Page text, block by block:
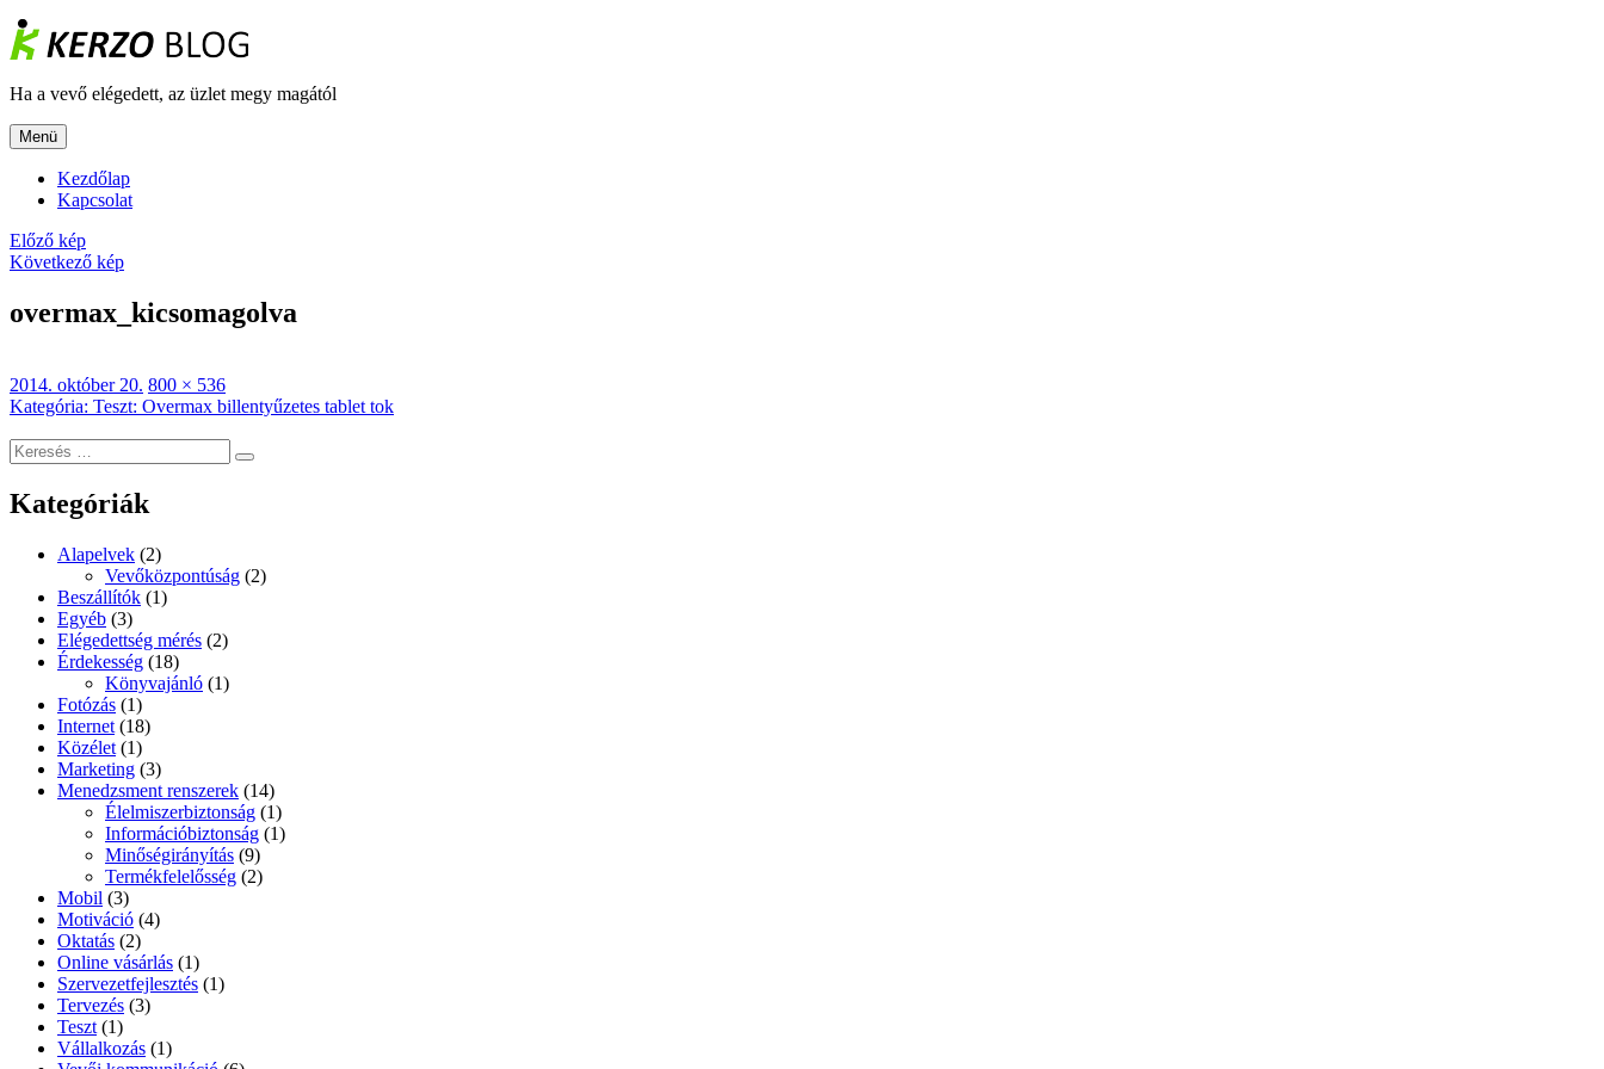
Tartalomhoz
Ha a vevő elégedett, az üzlet megy magától
Menü
Kezdőlap
Kapcsolat
Előző kép
Következő kép
overmax_kicsomagolva
Közzétéve
2014. október 20. Teljes
méret
800 × 536
Bejegyzés
navigáció
Kategória: Teszt: Overmax billentyűzetes tablet tok
Keresés
a
következő
kifejezésre:
Keresés
Kategóriák
Alapelvek (2)
Vevőközpontúság (2)
Beszállítók (1)
Egyéb (3)
Elégedettség mérés (2)
Érdekesség (18)
Könyvajánló (1)
Fotózás (1)
Internet (18)
Közélet (1)
Marketing (3)
Menedzsment renszerek (14)
Élelmiszerbiztonság (1)
Információbiztonság (1)
Minőségirányítás (9)
Termékfelelősség (2)
Mobil (3)
Motiváció (4)
Oktatás (2)
Online vásárlás (1)
Szervezetfejlesztés (1)
Tervezés (3)
Teszt (1)
Vállalkozás (1)